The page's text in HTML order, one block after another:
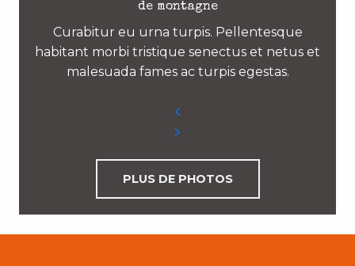
de montagne
Curabitur eu urna turpis. Pellentesque
habitant morbi tristique senectus et netus et
malesuada fames ac turpis egestas.
PLUS DE PHOTOS